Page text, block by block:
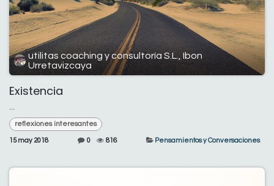
utilitas coaching y consultoría S.L., Ibon
Urretavizcaya
Existencia
...
reflexiones interesantes
15 may 2018 0 816 Pensamientos y Conversaciones